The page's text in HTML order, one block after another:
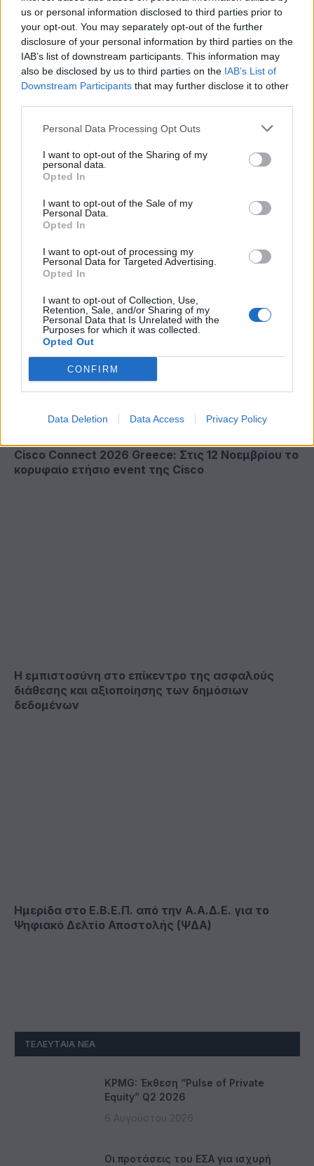
us or personal information disclosed to third parties prior to
your opt-out. You may separately opt-out of the further
disclosure of your personal information by third parties on the
IAB’s list of downstream participants. This information may
also be disclosed by us to third parties on the IAB’s List of
Downstream Participants that may further disclose it to other
Personal Data Processing Opt Outs
I want to opt-out of the Sharing of my
personal data.
Opted In
I want to opt-out of the Sale of my
Personal Data.
Opted In
I want to opt-out of processing my
Personal Data for Targeted Advertising.
Opted In
I want to opt-out of Collection, Use,
Retention, Sale, and/or Sharing of my
Personal Data that Is Unrelated with the
Purposes for which it was collected.
Opted Out
CONFIRM
Data Deletion Data Access Privacy Policy
capa
FacebookTwitter LinkedInEmail Reddit Telegram
Το BizNow.gr είναι αφιερωμένο στην ενδυνάμωση των
Cisco Connect 2026 Greece: Στις 12 Νοεμβρίου το
κορυφαίο ετήσιο event της Cisco
Η εμπιστοσύνη στο επίκεντρο της ασφαλούς
διάθεσης και αξιοποίησης των δημόσιων
δεδομένων
Ημερίδα στο Ε.Β.Ε.Π. από την Α.Α.Δ.Ε. για το
Ψηφιακό Δελτίο Αποστολής (ΨΔΑ)
ΤΕΛΕΥΤΑΊΑ ΝΈΑ
KPMG: Έκθεση “Pulse of Private
Equity” Q2 2026
6 Αυγούστου 2026
Οι προτάσεις του ΕΣΑ για ισχυρή